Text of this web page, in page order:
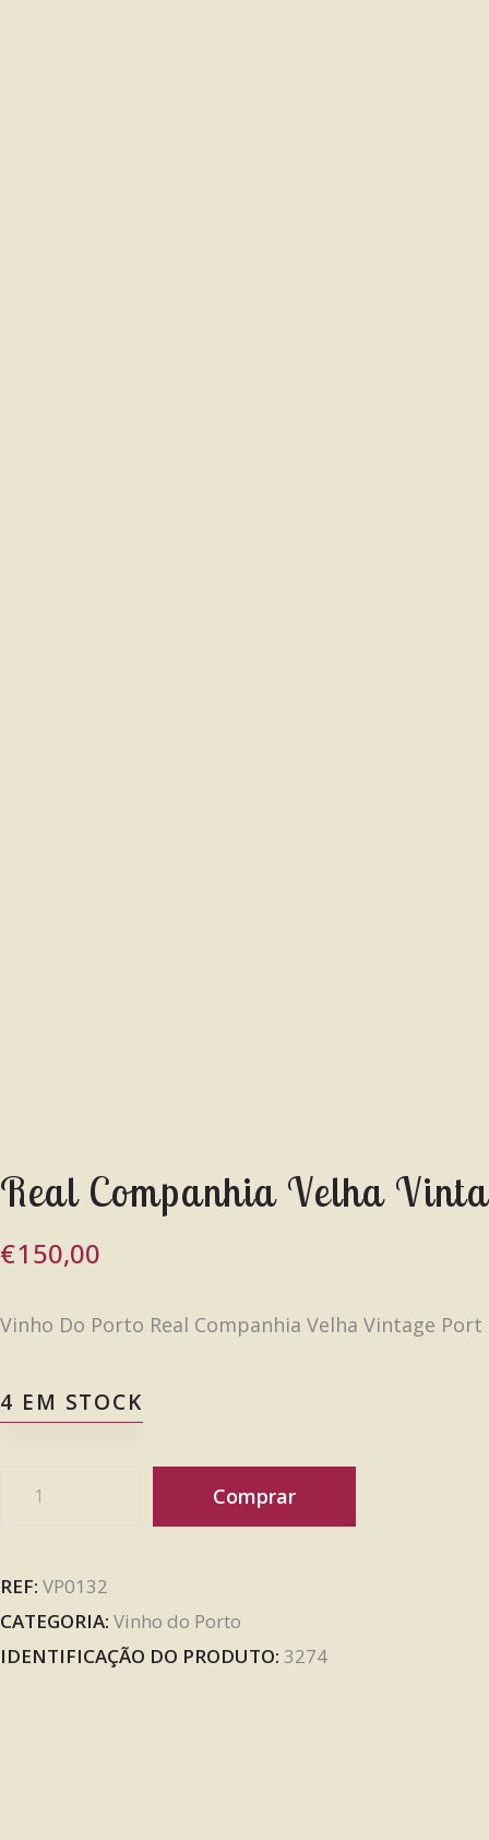
Real Companhia Velha
€150,00
Vinho Do Porto Real Companhia Velha Vintage Port
4 EM STOCK
Comprar
REF: VP0132
CATEGORIA: Vinho do Porto
IDENTIFICAÇÃO DO PRODUTO: 3274